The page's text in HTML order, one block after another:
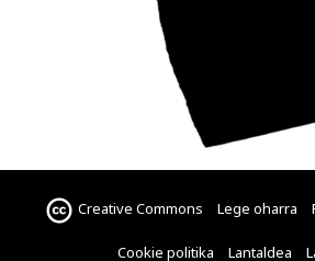
Creative Commons Lege oharra
Cookie politika Lantaldea